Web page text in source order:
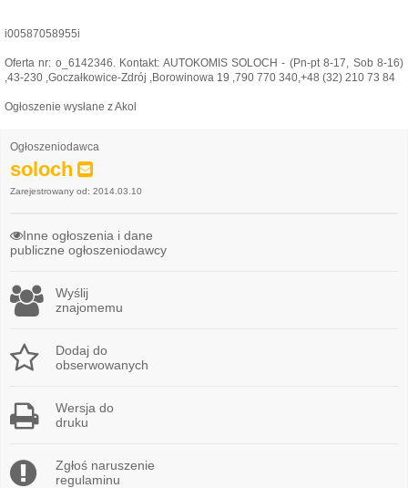
i00587058955i
Oferta nr: o_6142346. Kontakt: AUTOKOMIS SOLOCH - (Pn-pt 8-17, Sob 8-16)
,43-230 ,Goczałkowice-Zdrój ,Borowinowa 19 ,790 770 340,+48 (32) 210 73 84
Ogłoszenie wysłane z Akol
Ogłoszeniodawca
soloch
Zarejestrowany od: 2014.03.10
Inne ogłoszenia i dane
publiczne ogłoszeniodawcy
Wyślij
znajomemu
Dodaj do
obserwowanych
Wersja do
druku
Zgłoś naruszenie
regulaminu